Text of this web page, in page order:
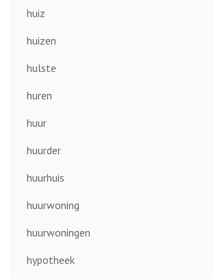
huiz
huizen
hulste
huren
huur
huurder
huurhuis
huurwoning
huurwoningen
hypotheek